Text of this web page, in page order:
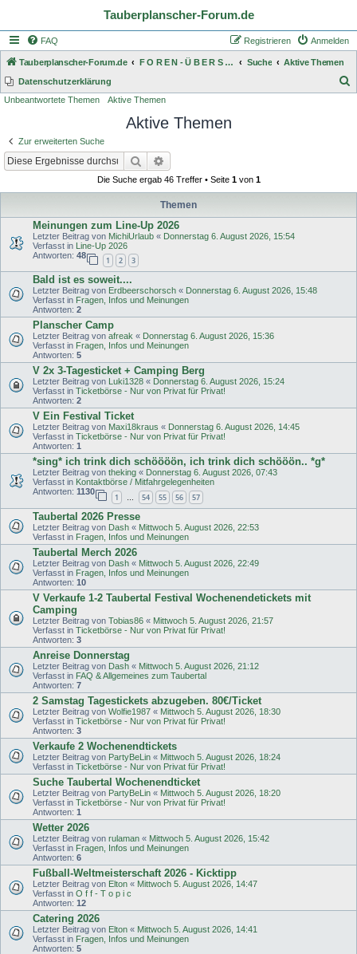
Tauberplanscher-Forum.de
FAQ Anmelden
Registrieren
Tauberplanscher-Forum.de F O R E N - Ü B E R S I C H T Suche
Aktive Themen
Datenschutzerklärung
Unbeantwortete Themen Aktive Themen
Aktive Themen
Zur erweiterten Suche
Suche
Die Suche ergab 46 Treffer • Seite 1von 1
Themen
Meinungen zum Line-Up 2026
Letzter Beitrag von MichiUrlaub « Donnerstag 6. August 2026, 15:54
Verfasst in Line-Up 2026
Antworten: 48
1 2 3
Bald ist es soweit....
Letzter Beitrag von Erdbeerschorsch « Donnerstag 6. August 2026, 15:48
Verfasst in Fragen, Infos und Meinungen
Antworten: 2
Planscher Camp
Letzter Beitrag von afreak « Donnerstag 6. August 2026, 15:36
Verfasst in Fragen, Infos und Meinungen
Antworten: 5
V 2x 3-Tagesticket + Camping Berg
Letzter Beitrag von Luki1328 « Donnerstag 6. August 2026, 15:24
Verfasst in Ticketbörse - Nur von Privat für Privat!
Antworten: 2
V Ein Festival Ticket
Letzter Beitrag von Maxi18kraus « Donnerstag 6. August 2026, 14:45
Verfasst in Ticketbörse - Nur von Privat für Privat!
Antworten: 1
*sing* ich trink dich schöööön, ich trink dich schööön.. *g*
Letzter Beitrag von theking « Donnerstag 6. August 2026, 07:43
Verfasst in Kontaktbörse / Mitfahrgelegenheiten
Antworten: 1130
1 … 54 55 56 57
Taubertal 2026 Presse
Letzter Beitrag von Dash « Mittwoch 5. August 2026, 22:53
Verfasst in Fragen, Infos und Meinungen
Taubertal Merch 2026
Letzter Beitrag von Dash « Mittwoch 5. August 2026, 22:49
Verfasst in Fragen, Infos und Meinungen
Antworten: 10
V Verkaufe 1-2 Taubertal Festival Wochenendetickets mit
Camping
Letzter Beitrag von Tobias86 « Mittwoch 5. August 2026, 21:57
Verfasst in Ticketbörse - Nur von Privat für Privat!
Antworten: 3
Anreise Donnerstag
Letzter Beitrag von Dash « Mittwoch 5. August 2026, 21:12
Verfasst in FAQ & Allgemeines zum Taubertal
Antworten: 7
2 Samstag Tagestickets abzugeben. 80€/Ticket
Letzter Beitrag von Wolfie1987 « Mittwoch 5. August 2026, 18:30
Verfasst in Ticketbörse - Nur von Privat für Privat!
Antworten: 3
Verkaufe 2 Wochenendtickets
Letzter Beitrag von PartyBeLin « Mittwoch 5. August 2026, 18:24
Verfasst in Ticketbörse - Nur von Privat für Privat!
Suche Taubertal Wochenendticket
Letzter Beitrag von PartyBeLin « Mittwoch 5. August 2026, 18:20
Verfasst in Ticketbörse - Nur von Privat für Privat!
Antworten: 1
Wetter 2026
Letzter Beitrag von rulaman « Mittwoch 5. August 2026, 15:42
Verfasst in Fragen, Infos und Meinungen
Antworten: 6
Fußball-Weltmeisterschaft 2026 - Kicktipp
Letzter Beitrag von Elton « Mittwoch 5. August 2026, 14:47
Verfasst in O f f - T o p i c
Antworten: 12
Catering 2026
Letzter Beitrag von Elton « Mittwoch 5. August 2026, 14:41
Verfasst in Fragen, Infos und Meinungen
Antworten: 5